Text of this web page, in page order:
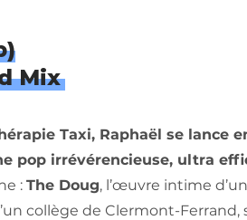
Mix
Taxi, Raphaël se lance
pop irrévérencieuse, ultra
: The Doug, l’œuvre intime
collège de Clermont-Ferrand,